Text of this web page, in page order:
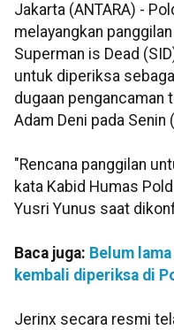
Jakarta (ANTARA) -
melayangkan
Superman is Dead
untuk diperiksa
dugaan pengancaman
Adam Deni pada Senin
"Rencana panggilan
kata Kabid Humas
Yusri Yunus saat
Baca juga: Belum
kembali diperiksa di
Jerinx secara resmi